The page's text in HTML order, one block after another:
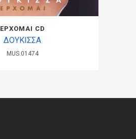
ΕΡΧΟΜΑΙ CD
ΔΟΥΚΙΣΣΑ
MUS.01474